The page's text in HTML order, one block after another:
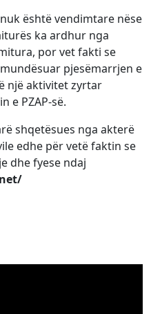
është vendimtare nëse
ka ardhur nga
por vet fakti se
pjesëmarrjen e
një aktivitet zyrtar
e PZAP-së.
shqetësues nga akterë
edhe për vetë faktin se
dhe fyese ndaj